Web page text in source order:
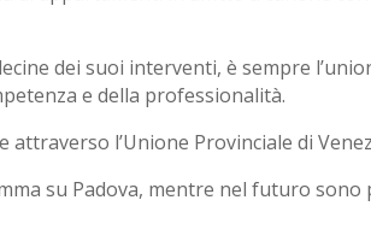
dei suoi interventi, è sempre
e della professionalità.
attraverso l’Unione Provinciale di
su Padova, mentre nel futuro